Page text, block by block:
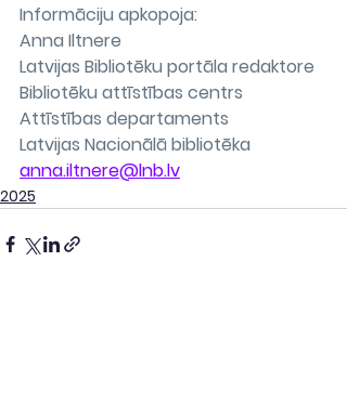
Informāciju apkopoja:
Anna Iltnere
Latvijas Bibliotēku portāla redaktore
Bibliotēku attīstības centrs
Attīstības departaments
Latvijas Nacionālā bibliotēka
anna.iltnere@lnb.lv
2025